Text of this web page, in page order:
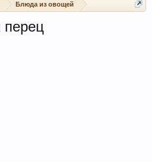
Блюда из овощей